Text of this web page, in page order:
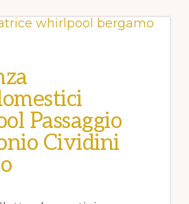
Passaggio
Cividini